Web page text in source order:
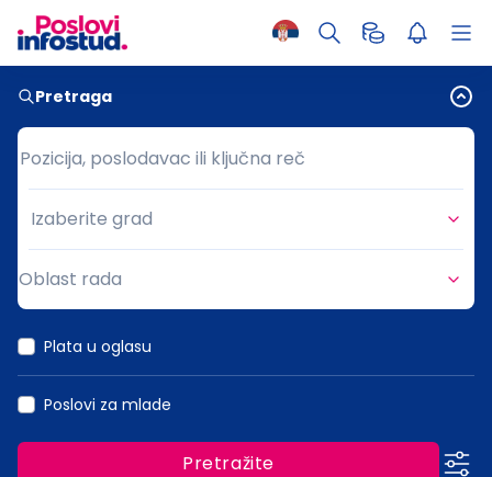
Pretraga
Pozicija, poslodavac ili ključna reč
Pozicija, poslodavac ili ključna reč
Grad
Izaberite grad
Oblast rada
Plata u oglasu
Poslovi za mlade
Pretražite